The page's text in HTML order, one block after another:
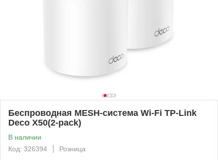
Беспроводная MESH-система Wi-Fi TP-Link
Deco X50(2-pack)
В наличии
Код: 326394
Розница